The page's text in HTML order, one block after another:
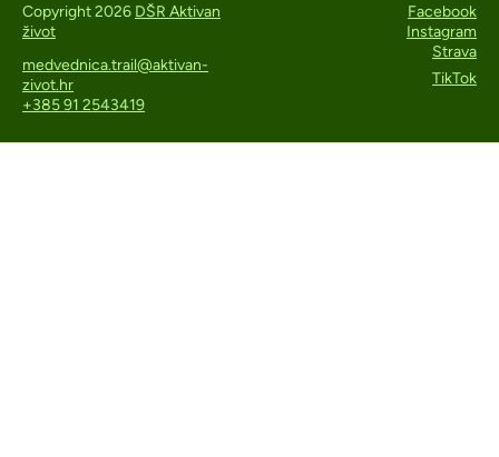
Copyright 2026 DŠR Aktivan
život
medvednica.trail@aktivan-
zivot.hr
+385 91 2543419
Facebook
Instagram
Strava
TikTok